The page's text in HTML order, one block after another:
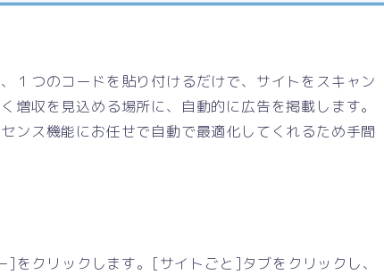
１つのコードを貼り付けるだけで、サイトをスキャン
増収を見込める場所に、自動的に広告を掲載します。
ンス機能にお任せで自動で最適化してくれるため手間
クリックします。[サイトごと]タブをクリックし、